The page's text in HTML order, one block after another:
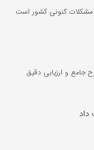
مشکلات کنونی کشور است
جامع و ارزیابی دقیق
داد